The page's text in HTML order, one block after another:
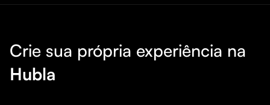
Crie sua própria experiência na
Hubla